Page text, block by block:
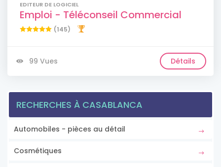
EDITEUR DE LOGICIEL
Emploi - Téléconseil Commercial
(145)
99 Vues Détails
RECHERCHES À CASABLANCA
Automobiles - pièces au détail
Cosmétiques